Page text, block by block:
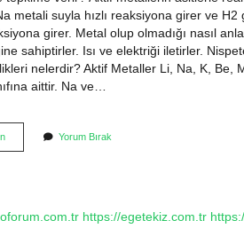
metali suyla hızlı reaksiyona girer ve
girer. Metal olup olmadığı nasıl
sahiptirler. Isı ve elektriği iletirler.
nelerdir? Aktif Metaller Li, Na, K,
aittir. Na ve…
Aktif
Metal
Yorum Bırak
https://egetekiz.com.tr